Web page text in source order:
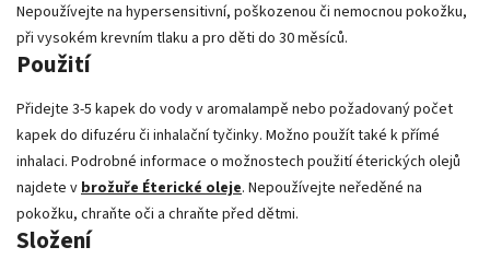
Nepoužívejte na hypersensitivní, poškozenou či nemocnou pokožku,
při vysokém krevním tlaku a pro děti do 30 měsíců.
Použití
Přidejte 3-5 kapek do vody v aromalampě nebo požadovaný počet
kapek do difuzéru či inhalační tyčinky. Možno použít také k přímé
inhalaci. Podrobné informace o možnostech použití éterických olejů
najdete vbrožuře Éterické oleje. Nepoužívejte neředěné na
pokožku, chraňte oči a chraňte před dětmi.
Složení